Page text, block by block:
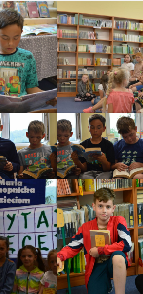
BIBLIOTEKA
ŚWIETLICA
PIELĘGNIARKA
SAMORZĄD UCZNIOWSKI
OCHRONA DANYCH OSOBOWYCH
LOGOTYP